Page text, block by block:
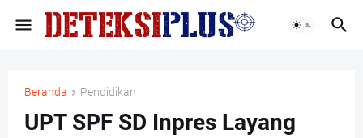
Beranda Pendidikan
UPT SPF SD Inpres Layang